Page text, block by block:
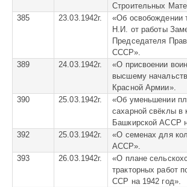
Строительных
385
23.03.1942г. «Об освобождении
Н.И. от работы
Председателя
СССР».
389
24.03.1942г. «О присвоении
высшему
Красной Армии».
390
25.03.1942г. «Об уменьшении
сахарной свёклы в
Башкирской АССР
392
25.03.1942г. «О семенах для
АССР».
393
26.03.1942г. «О плане
тракторных работ
ССР на 1942 год».